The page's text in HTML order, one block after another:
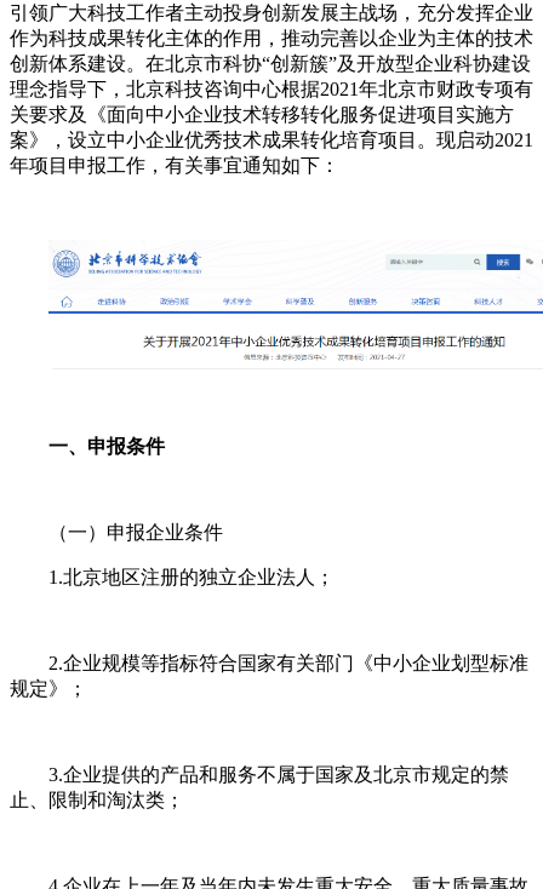
引领广大科技工作者主动投身创新发展主战场，充分发挥企业
作为科技成果转化主体的作用，推动完善以企业为主体的技术
创新体系建设。在北京市科协“创新簇”及开放型企业科协建设
理念指导下，北京科技咨询中心根据2021年北京市财政专项有
关要求及《面向中小企业技术转移转化服务促进项目实施方
案》，设立中小企业优秀技术成果转化培育项目。现启动2021
年项目申报工作，有关事宜通知如下：
一、申报条件
（一）申报企业条件
1.北京地区注册的独立企业法人；
2.企业规模等指标符合国家有关部门《中小企业划型标准
规定》；
3.企业提供的产品和服务不属于国家及北京市规定的禁
止、限制和淘汰类；